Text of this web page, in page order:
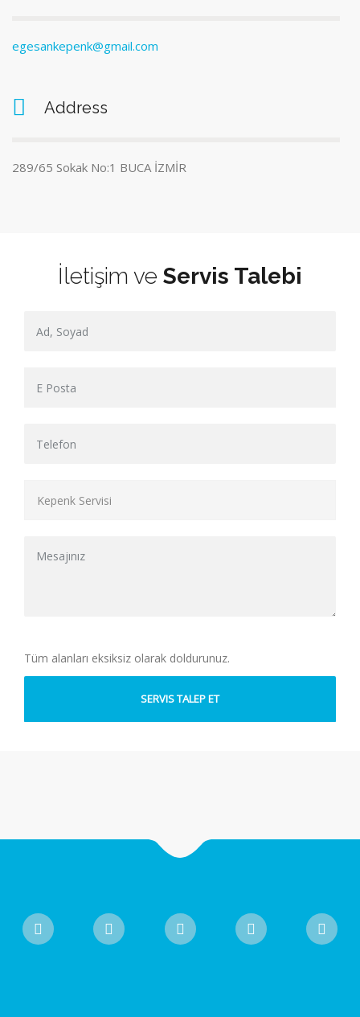
egesankepenk@gmail.com
Address
289/65 Sokak No:1 BUCA İZMİR
İletişim ve Servis Talebi
Tüm alanları eksiksiz olarak doldurunuz.